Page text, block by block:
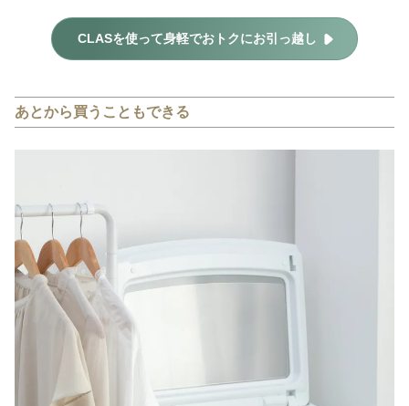
CLASを使って身軽でおトクにお引っ越し
あとから買うこともできる